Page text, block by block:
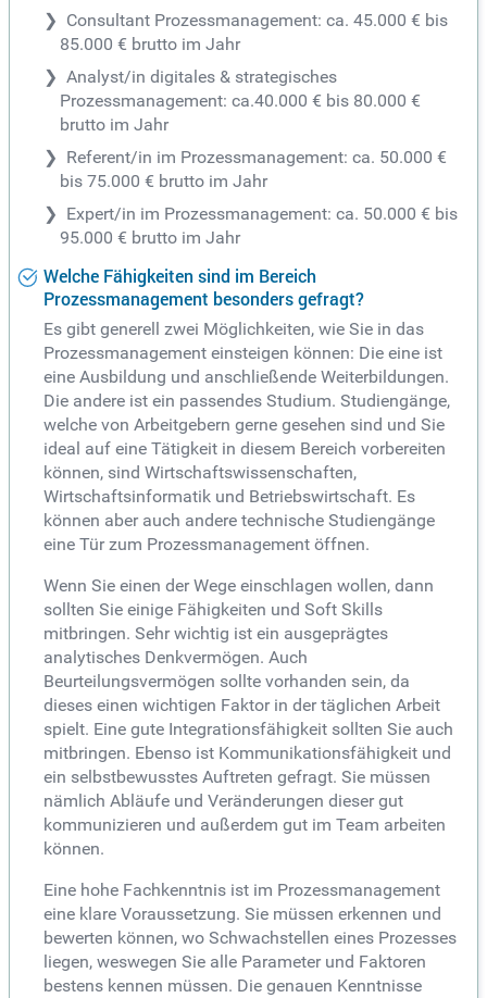
Consultant Prozessmanagement: ca. 45.000 € bis
85.000 € brutto im Jahr
Analyst/in digitales & strategisches
Prozessmanagement: ca.40.000 € bis 80.000 €
brutto im Jahr
Referent/in im Prozessmanagement: ca. 50.000 €
bis 75.000 € brutto im Jahr
Expert/in im Prozessmanagement: ca. 50.000 € bis
95.000 € brutto im Jahr
Welche Fähigkeiten sind im Bereich
Prozessmanagement besonders gefragt?
Es gibt generell zwei Möglichkeiten, wie Sie in das
Prozessmanagement einsteigen können: Die eine ist
eine Ausbildung und anschließende Weiterbildungen.
Die andere ist ein passendes Studium. Studiengänge,
welche von Arbeitgebern gerne gesehen sind und Sie
ideal auf eine Tätigkeit in diesem Bereich vorbereiten
können, sind Wirtschaftswissenschaften,
Wirtschaftsinformatik und Betriebswirtschaft. Es
können aber auch andere technische Studiengänge
eine Tür zum Prozessmanagement öffnen.
Wenn Sie einen der Wege einschlagen wollen, dann
sollten Sie einige Fähigkeiten und Soft Skills
mitbringen. Sehr wichtig ist ein ausgeprägtes
analytisches Denkvermögen. Auch
Beurteilungsvermögen sollte vorhanden sein, da
dieses einen wichtigen Faktor in der täglichen Arbeit
spielt. Eine gute Integrationsfähigkeit sollten Sie auch
mitbringen. Ebenso ist Kommunikationsfähigkeit und
ein selbstbewusstes Auftreten gefragt. Sie müssen
nämlich Abläufe und Veränderungen dieser gut
kommunizieren und außerdem gut im Team arbeiten
können.
Eine hohe Fachkenntnis ist im Prozessmanagement
eine klare Voraussetzung. Sie müssen erkennen und
bewerten können, wo Schwachstellen eines Prozesses
liegen, weswegen Sie alle Parameter und Faktoren
bestens kennen müssen. Die genauen Kenntnisse